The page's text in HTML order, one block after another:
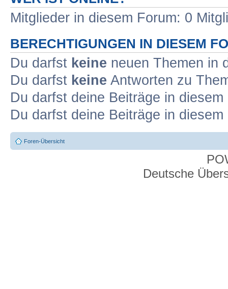
Mitglieder in diesem Forum: 0
BERECHTIGUNGEN IN DIESEM
Du darfst keine neuen Themen in
Du darfst keine Antworten zu
Du darfst deine Beiträge in
Du darfst deine Beiträge in
Foren-Übersicht
Deutsche